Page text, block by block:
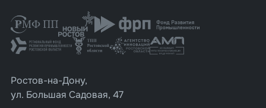
Ростов-на-Дону,
ул. Большая Садовая, 47